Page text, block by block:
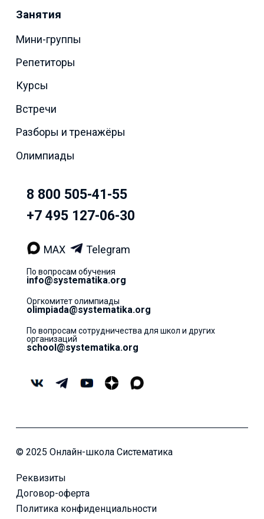
Занятия
Мини-группы
Репетиторы
Курсы
Встречи
Разборы и тренажёры
Олимпиады
8 800 505-41-55
+7 495 127-06-30
MAX Telegram
По вопросам обучения
info@systematika.org
Оргкомитет олимпиады
olimpiada@systematika.org
По вопросам сотрудничества для школ и других
организаций
school@systematika.org
© 2025 Онлайн-школа Систематика
Реквизиты
Договор-оферта
Политика конфиденциальности